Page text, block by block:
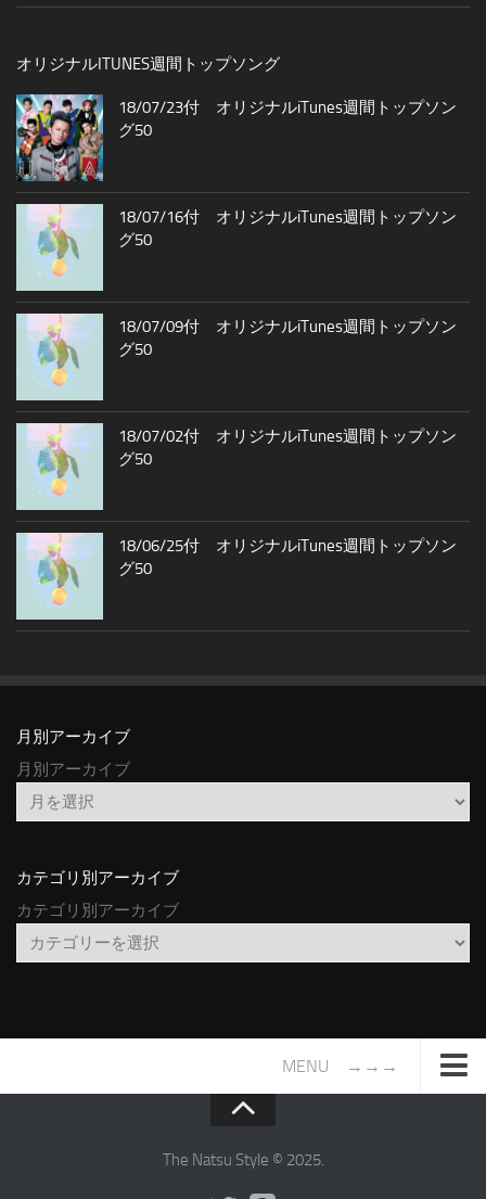
オリジナルITUNES週間トップソング
18/07/23付 オリジナルiTunes週間トップソン
グ50
18/07/16付 オリジナルiTunes週間トップソン
グ50
18/07/09付 オリジナルiTunes週間トップソン
グ50
18/07/02付 オリジナルiTunes週間トップソン
グ50
18/06/25付 オリジナルiTunes週間トップソン
グ50
月別アーカイブ
月別アーカイブ
カテゴリ別アーカイブ
カテゴリ別アーカイブ
MENU →→→
The Natsu Style © 2025.